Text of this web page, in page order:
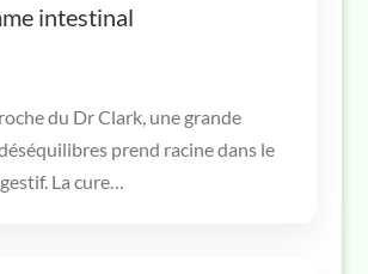
intestinal
du Dr Clark, une grande
prend racine dans le
La cure…